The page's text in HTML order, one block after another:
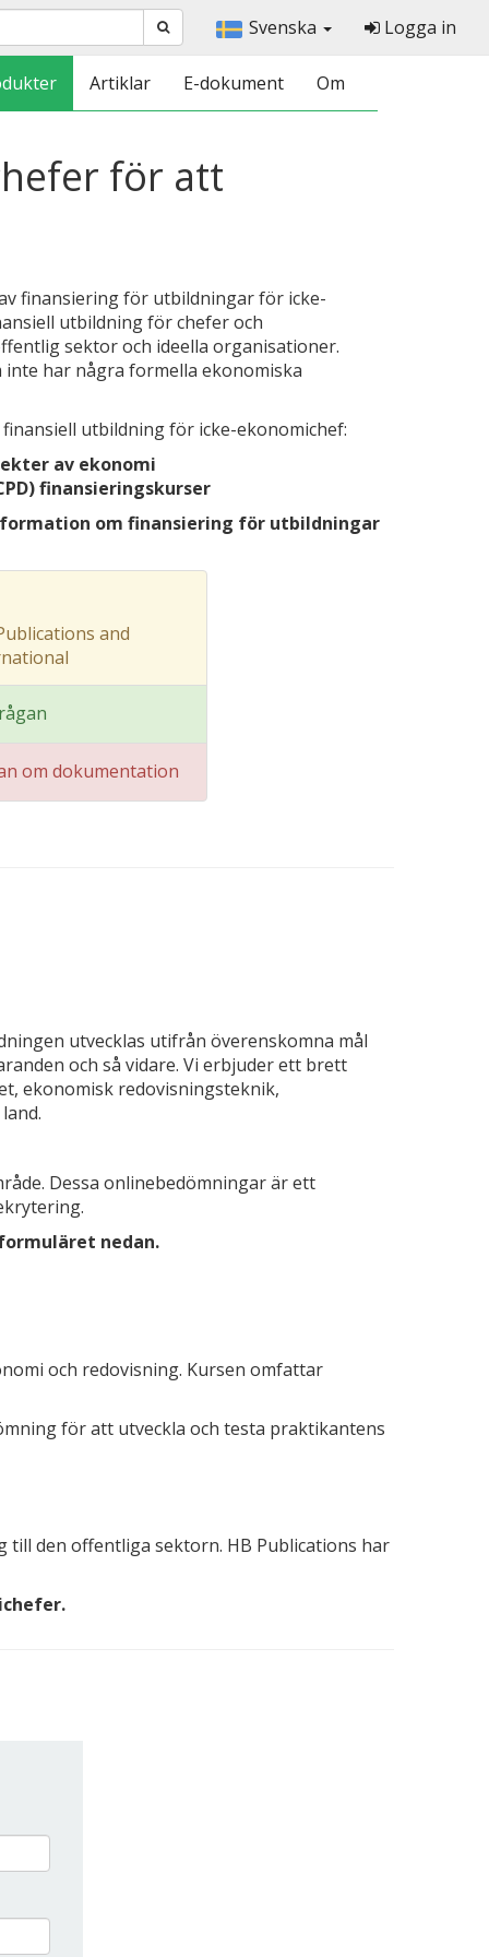
Svenska Logga in
Artiklar E-dokument Om
för att
finansiering för utbildningar för icke-
utbildning för chefer och
sektor och ideella organisationer.
har några formella ekonomiska
utbildning för icke-ekonomichef:
av ekonomi
finansieringskurser
om finansiering för utbildningar
and
om dokumentation
utvecklas utifrån överenskomna mål
och så vidare. Vi erbjuder ett brett
ekonomisk redovisningsteknik,
Dessa onlinebedömningar är ett
nedan.
och redovisning. Kursen omfattar
för att utveckla och testa praktikantens
till den offentliga sektorn. HB Publications har